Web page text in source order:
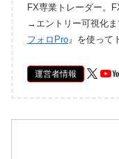
FX専業トレーダー。
→エントリー可視化
フォロPro 』を使って
運営者情報